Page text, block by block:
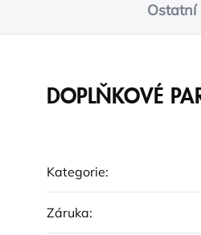
Ostatní
DOPLŇKOVÉ
Kategorie:
Záruka: